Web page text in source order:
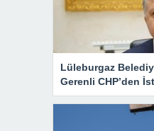
Lüleburgaz
Gerenli CHP’den